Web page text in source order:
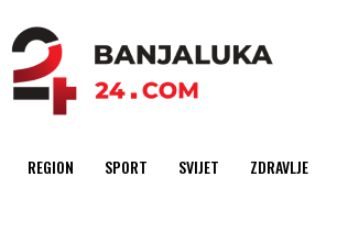
REGION SPORT SVIJET ZDRAVLJE